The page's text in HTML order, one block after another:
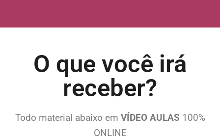
O que você irá
receber?
Todo material abaixo em VÍDEO AULAS 100%
ONLINE